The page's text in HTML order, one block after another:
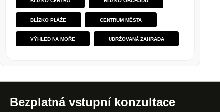
BLÍZKO PLÁŽE CENTRUM MĚSTA
VÝHLED NA MOŘE UDRŽOVANÁ ZAHRADA
Bezplatná vstupní konzultace